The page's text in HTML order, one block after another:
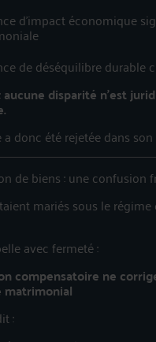
d’impact économique
de déséquilibre durable
aucune disparité n'est
a donc été rejetée dans
de biens : une confusion
mariés sous le
avec fermeté :
compensatoire ne
matrimonial
: